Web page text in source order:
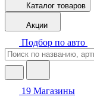
Каталог товаров
Акции
Подбор по авто
19 Магазины